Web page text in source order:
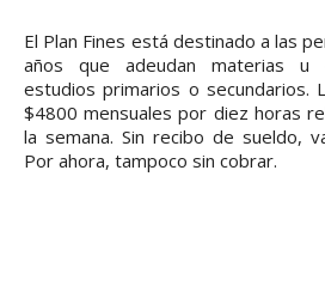
El Plan Fines está destinado a las
años que adeudan materias u
estudios primarios o secundarios.
$4800 mensuales por diez horas
la semana. Sin recibo de sueldo,
Por ahora, tampoco sin cobrar.